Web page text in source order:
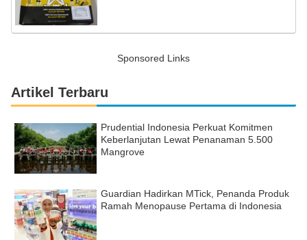
Sponsored Links
Artikel Terbaru
Prudential Indonesia Perkuat Komitmen
Keberlanjutan Lewat Penanaman 5.500
Mangrove
Guardian Hadirkan MTick, Penanda Produk
Ramah Menopause Pertama di Indonesia